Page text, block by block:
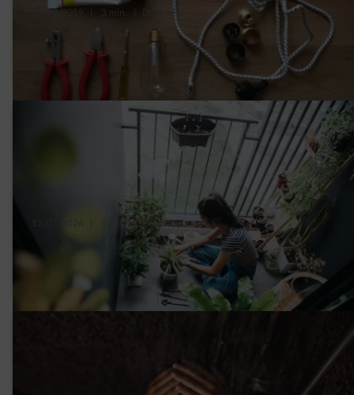
29/03/2019 3 min. Daphné C.
Et si vous fabriquiez votre lampe de chevet
vintage ?
1 min. | Daphné C.
5 plantes pour protéger sa maison de la